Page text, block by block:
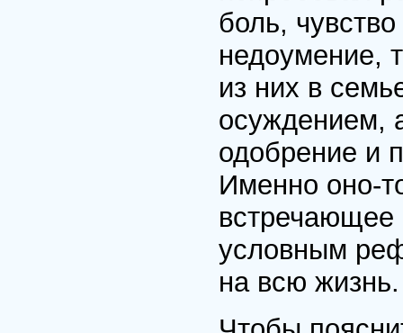
боль,
недоумение,
из них в
осуждением,
одобрение и
Именно оно-
встречающее
условным
на всю жизнь.